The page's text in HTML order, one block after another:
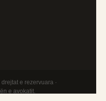
e rezervuara ·
e avokatit.